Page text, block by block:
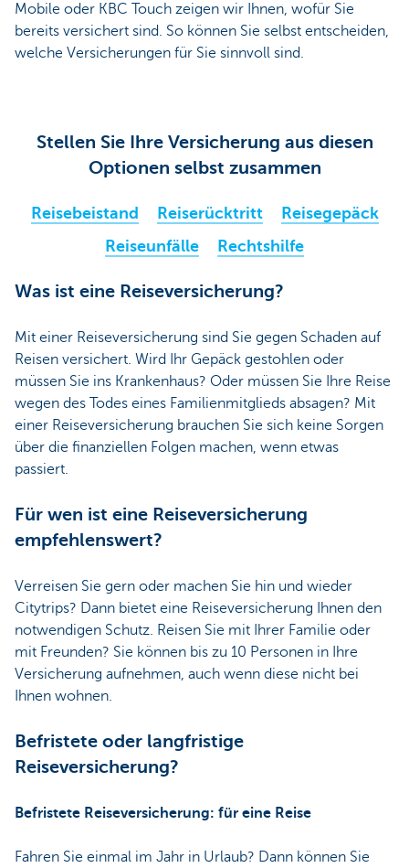
Mobile oder KBC Touch zeigen wir Ihnen, wofür Sie
bereits versichert sind. So können Sie selbst entscheiden,
welche Versicherungen für Sie sinnvoll sind.
Stellen Sie Ihre Versicherung aus diesen
Optionen selbst zusammen
Reisebeistand Reiserücktritt
Reisegepäck
Reiseunfälle
Rechtshilfe
Was ist eine Reiseversicherung?
Mit einer Reiseversicherung sind Sie gegen Schaden auf
Reisen versichert. Wird Ihr Gepäck gestohlen oder
müssen Sie ins Krankenhaus? Oder müssen Sie Ihre Reise
wegen des Todes eines Familienmitglieds absagen? Mit
einer Reiseversicherung brauchen Sie sich keine Sorgen
über die finanziellen Folgen machen, wenn etwas
passiert.
Für wen ist eine Reiseversicherung
empfehlenswert?
Verreisen Sie gern oder machen Sie hin und wieder
Citytrips? Dann bietet eine Reiseversicherung Ihnen den
notwendigen Schutz. Reisen Sie mit Ihrer Familie oder
mit Freunden? Sie können bis zu 10 Personen in Ihre
Versicherung aufnehmen, auch wenn diese nicht bei
Ihnen wohnen.
Befristete oder langfristige
Reiseversicherung?
Befristete Reiseversicherung: für eine Reise
Fahren Sie einmal im Jahr in Urlaub? Dann können Sie